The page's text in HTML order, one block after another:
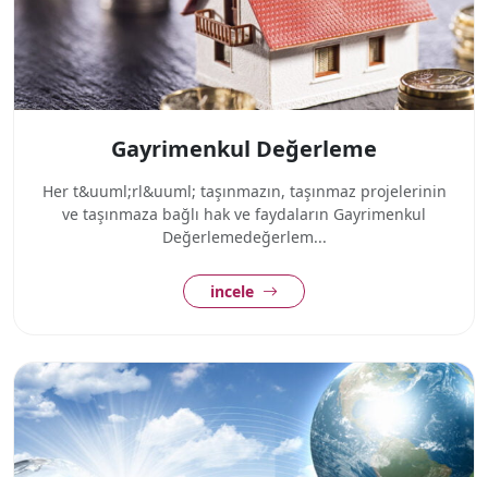
Gayrimenkul Değerleme
Her t&uuml;rl&uuml; taşınmazın, taşınmaz projelerinin
ve taşınmaza bağlı hak ve faydaların Gayrimenkul
Değerlemedeğerlem...
incele